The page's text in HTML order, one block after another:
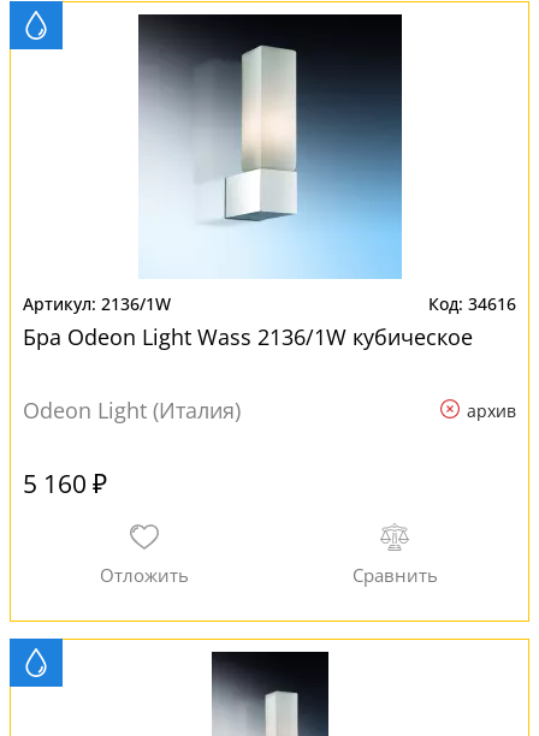
2136/1W 34616
Бра Odeon Light Wass 2136/1W кубическое
Odeon Light (Италия) архив
5 160 ₽